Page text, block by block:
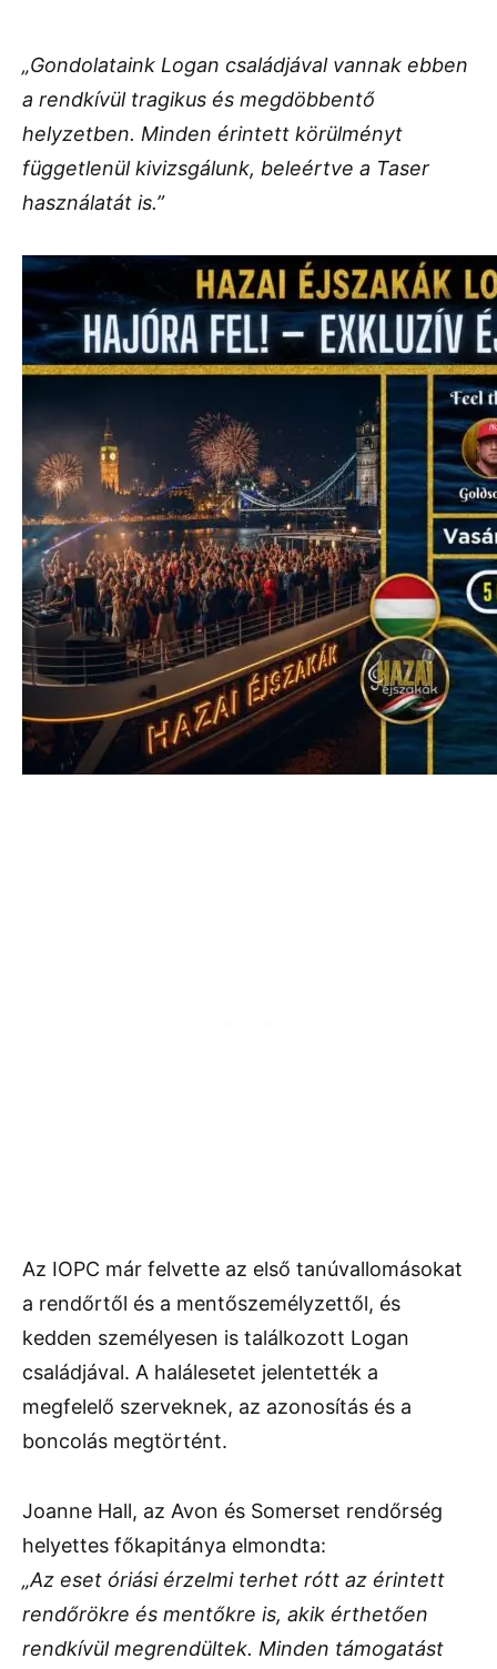
„Gondolataink Logan családjával vannak ebben
a rendkívül tragikus és megdöbbentő
helyzetben. Minden érintett körülményt
függetlenül kivizsgálunk, beleértve a Taser
használatát is.”
Az IOPC már felvette az első tanúvallomásokat
a rendőrtől és a mentőszemélyzettől, és
kedden személyesen is találkozott Logan
családjával. A halálesetet jelentették a
megfelelő szerveknek, az azonosítás és a
boncolás megtörtént.
Joanne Hall, az Avon és Somerset rendőrség
helyettes főkapitánya elmondta:
„Az eset óriási érzelmi terhet rótt az érintett
rendőrökre és mentőkre is, akik érthetően
rendkívül megrendültek. Minden támogatást